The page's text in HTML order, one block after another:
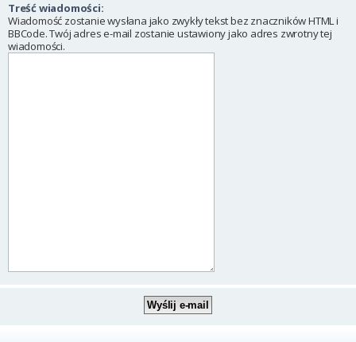
Treść wiadomości:
Wiadomość zostanie wysłana jako zwykły tekst bez znaczników HTML i
BBCode. Twój adres e-mail zostanie ustawiony jako adres zwrotny tej
wiadomości.